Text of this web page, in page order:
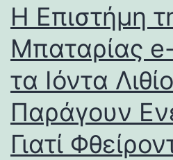
Η Επιστήμη
Μπαταρίας
τα Ιόντα
Παράγουν
Γιατί